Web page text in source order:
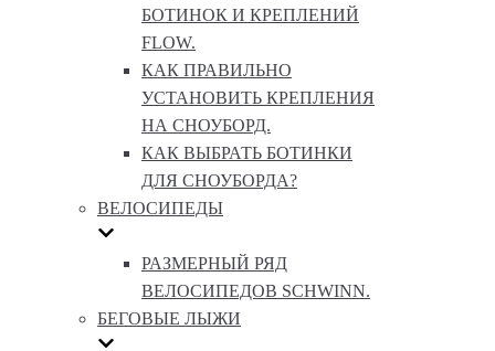
БОТИНОК И КРЕПЛЕНИЙ
FLOW.
КАК ПРАВИЛЬНО
УСТАНОВИТЬ КРЕПЛЕНИЯ
НА СНОУБОРД.
КАК ВЫБРАТЬ БОТИНКИ
ДЛЯ СНОУБОРДА?
ВЕЛОСИПЕДЫ
РАЗМЕРНЫЙ РЯД
ВЕЛОСИПЕДОВ SCHWINN.
БЕГОВЫЕ ЛЫЖИ